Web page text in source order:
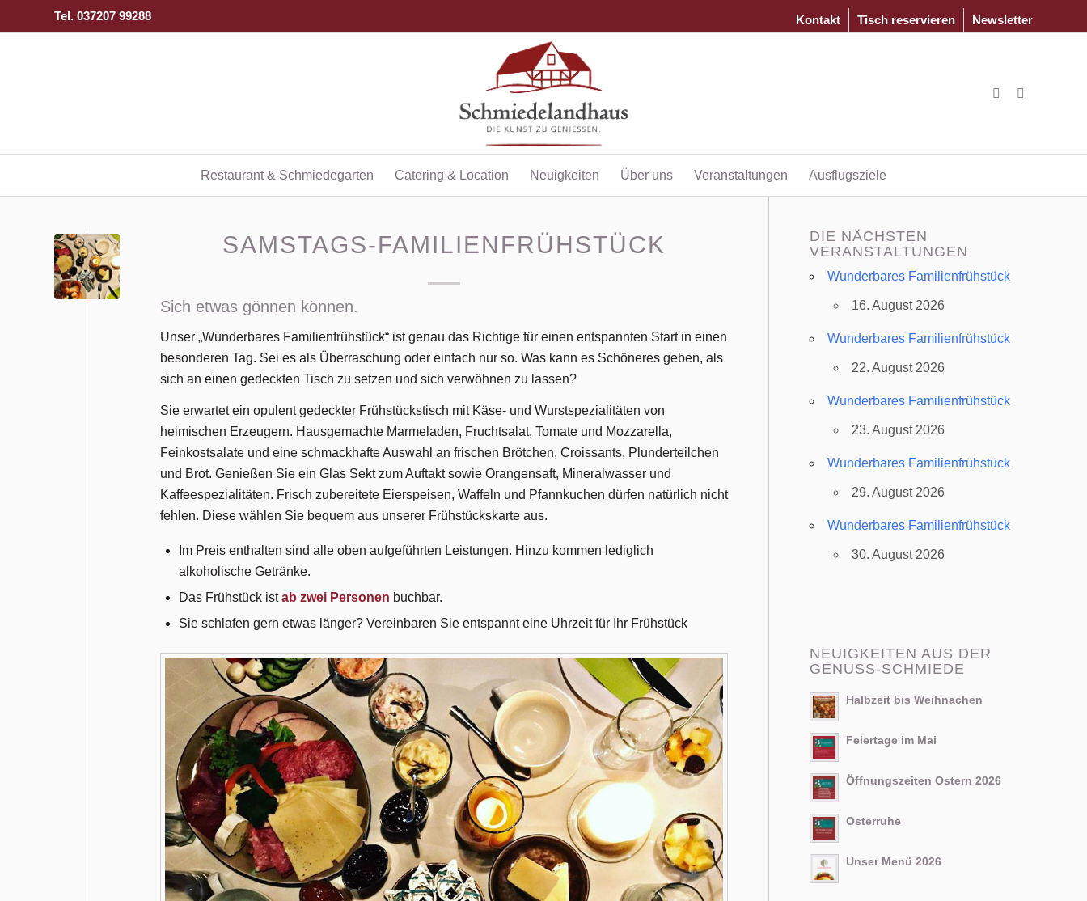
Kontakt Tisch reservieren Newsletter
Tel. 037207 99288
Restaurant & Schmiedegarten Catering & Location Neuigkeiten Über uns Veranstaltungen Ausflugsziele
SAMSTAGS-FAMILIENFRÜHSTÜCK
Sich etwas gönnen können.
Unser „Wunderbares Familienfrühstück“ ist genau das Richtige für einen entspannten Start in einen
besonderen Tag. Sei es als Überraschung oder einfach nur so. Was kann es Schöneres geben, als
sich an einen gedeckten Tisch zu setzen und sich verwöhnen zu lassen?
Sie erwartet ein opulent gedeckter Frühstückstisch mit Käse- und Wurstspezialitäten von
heimischen Erzeugern. Hausgemachte Marmeladen, Fruchtsalat, Tomate und Mozzarella,
Feinkostsalate und eine schmackhafte Auswahl an frischen Brötchen, Croissants, Plunderteilchen
und Brot. Genießen Sie ein Glas Sekt zum Auftakt sowie Orangensaft, Mineralwasser und
Kaffeespezialitäten. Frisch zubereitete Eierspeisen, Waffeln und Pfannkuchen dürfen natürlich nicht
fehlen. Diese wählen Sie bequem aus unserer Frühstückskarte aus.
Im Preis enthalten sind alle oben aufgeführten Leistungen. Hinzu kommen lediglich
alkoholische Getränke.
Das Frühstück istab zwei Personen buchbar.
Sie schlafen gern etwas länger? Vereinbaren Sie entspannt eine Uhrzeit für Ihr Frühstück
DIE NÄCHSTEN
VERANSTALTUNGEN
Wunderbares Familienfrühstück
16. August 2026
Wunderbares Familienfrühstück
22. August 2026
Wunderbares Familienfrühstück
23. August 2026
Wunderbares Familienfrühstück
29. August 2026
Wunderbares Familienfrühstück
30. August 2026
NEUIGKEITEN AUS DER
GENUSS-SCHMIEDE
Halbzeit bis Weihnachen
Feiertage im Mai
Öffnungszeiten Ostern 2026
Osterruhe
Unser Menü 2026